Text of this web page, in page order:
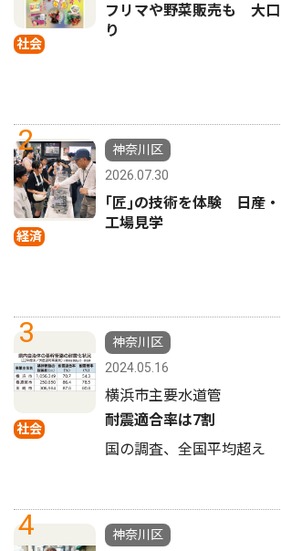
社会
フリマや野菜販売も 大
り
2
経済
神奈川区
2026.07.30
｢匠｣の技術を体験 日産
工場見学
3
社会
神奈川区
2024.05.16
横浜市主要水道管
耐震適合率は7割
国の調査、全国平均超え
4
神奈川区